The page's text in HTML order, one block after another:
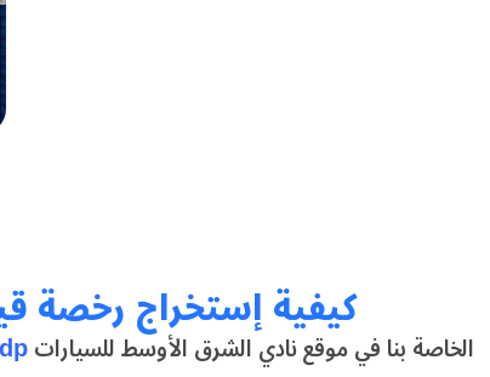
كيفية إستخراج رخصة
الخاصة بنا في موقع نادي الشرق الأوسط للسيارات